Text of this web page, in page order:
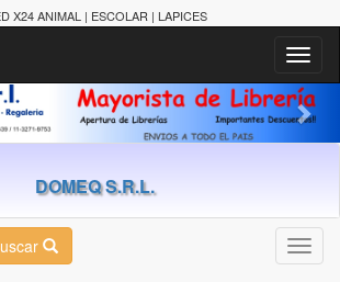
X24 ANIMAL | ESCOLAR | LAPICES
DOMEQ S.R.L.